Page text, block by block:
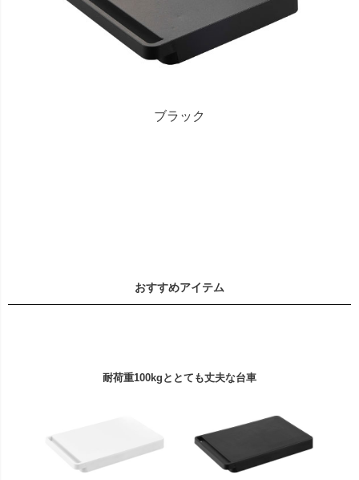
ブラック
おすすめアイテム
耐荷重100kgととても丈夫な台車